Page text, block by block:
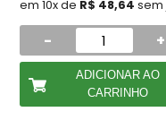
em 10x de R$ 48,64 sem
- +
ADICIONAR AO
CARRINHO